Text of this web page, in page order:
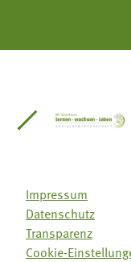
Südtirol
Impressum
Datenschutz
Transparenz
Cookie-